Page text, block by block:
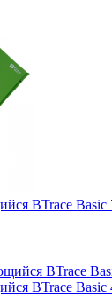
BTrace Basic
BTrace